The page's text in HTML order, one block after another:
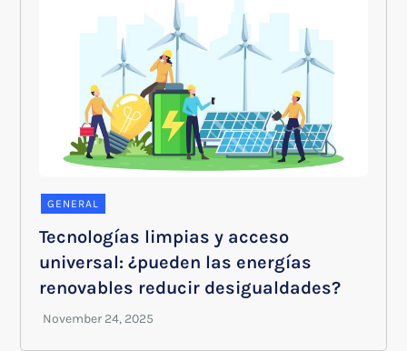
GENERAL
Tecnologías limpias y acceso
universal: ¿pueden las energías
renovables reducir desigualdades?